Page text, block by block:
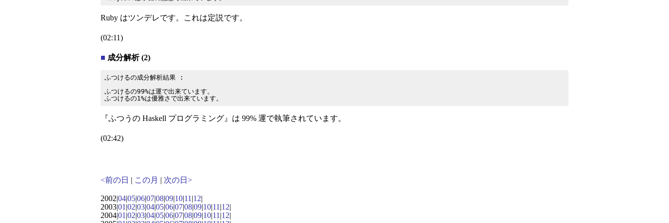
Ruby はツンデレです。これは定説です。
(02:11)
■ 成分解析 (2)
ふつけるの成分解析結果 :
ふつけるの99%は運で出来ています。
『ふつうの Haskell プログラミング』は 99% 運で執筆されています。
(02:42)
<前の日 | この月 | 次の日>
2002|04|05|06|07|08|09|10|11 |12|
2003|01 |02|03|04|05|06|07|08|09|10|11 |12|
2004|01 |02|03|04|05|06|07|08|09|10|11 |12|